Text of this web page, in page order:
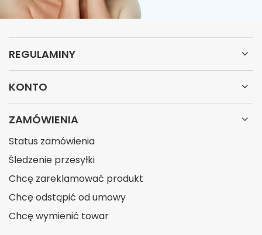
REGULAMINY
KONTO
ZAMÓWIENIA
Status zamówienia
Śledzenie przesyłki
Chcę zareklamować produkt
Chcę odstąpić od umowy
Chcę wymienić towar